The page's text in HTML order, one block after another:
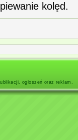
kolęd.
ogłoszeń oraz reklam.